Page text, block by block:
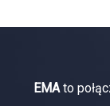
EMAto